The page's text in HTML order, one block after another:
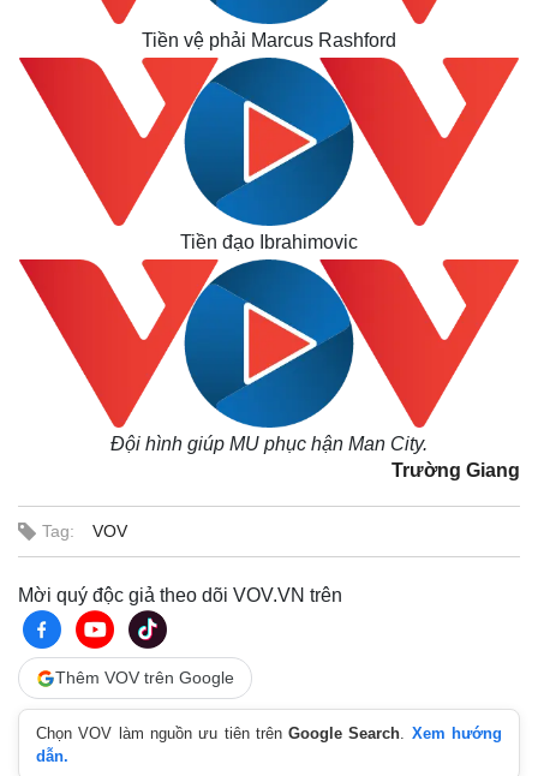
Kinh tế
Bất động sản
Khởi nghiệp
Thị trường
Giá vàng
Tiền vệ phải Marcus Rashford
Tiền đạo Ibrahimovic
Đội hình giúp MU phục hận Man City.
Trường Giang
Tag: VOV
Mời quý độc giả theo dõi VOV.VN trên
Thêm VOV trên Google
Chọn VOV làm nguồn ưu tiên trênGoogle Search. Xem hướng
dẫn.